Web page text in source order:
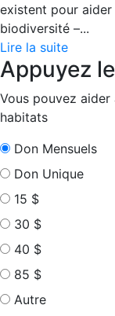
existent pour
biodiversité –...
Lire la suite
Appuyez
Vous pouvez
habitats
Don Mensuels
Don Unique
15 $
30 $
40 $
85 $
Autre